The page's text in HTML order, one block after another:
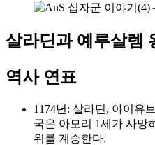
살라딘과 예루살렘
역사 연표
1174년: 살라딘, 아이유
국은 아모리 1세가 사망
위를 계승한다.